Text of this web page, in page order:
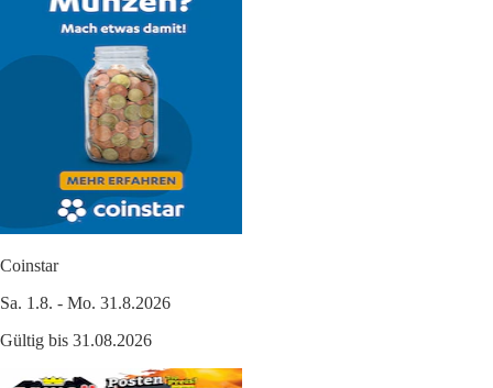
Coinstar
Sa. 1.8. - Mo. 31.8.2026
Gültig bis 31.08.2026